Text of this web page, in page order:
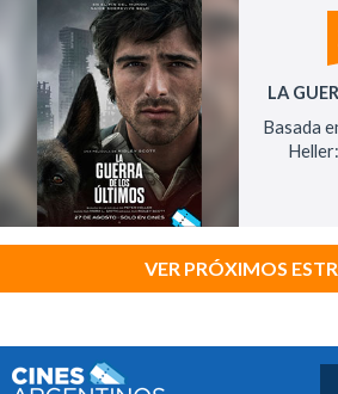
LA
Basada
VER PRÓXIMOS